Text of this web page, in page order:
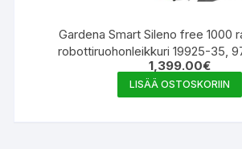
Gardena Smart Sileno free 1000
robottiruohonleikkuri 19925-35,
1,399.00€
LISÄÄ OSTOSKORIIN